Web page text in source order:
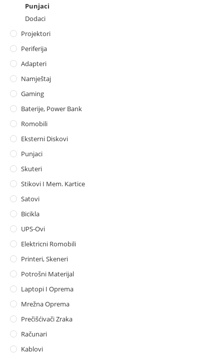
Punjaci
Dodaci
Projektori
Periferija
Adapteri
Namještaj
Gaming
Baterije, Power Bank
Romobili
Eksterni Diskovi
Punjaci
Skuteri
Stikovi I Mem. Kartice
Satovi
Bicikla
UPS-Ovi
Elektricni Romobili
Printeri, Skeneri
Potrošni Materijal
Laptopi I Oprema
Mrežna Oprema
Prečišćivači Zraka
Računari
Kablovi